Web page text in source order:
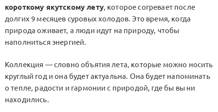
короткому якутскому лету, которое согревает после
долгих 9 месяцев суровых холодов. Это время, когда
природа оживает, а люди идут на природу, чтобы
наполниться энергией.
Коллекция — словно объятия лета, которые можно носить
круглый год и она будет актуальна. Она будет напоминать
о тепле, радости и гармонии с природой, где бы вы ни
находились.